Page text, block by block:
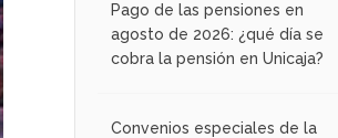
Pago de las pensiones en
agosto de 2026: ¿qué día se
cobra la pensión en Unicaja?
Convenios especiales de la